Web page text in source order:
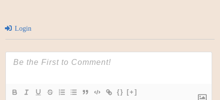
Login
{} [+]